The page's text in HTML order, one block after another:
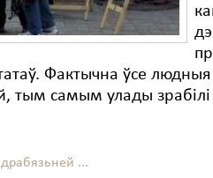
Фактычна ўсе
тым самым улады
...